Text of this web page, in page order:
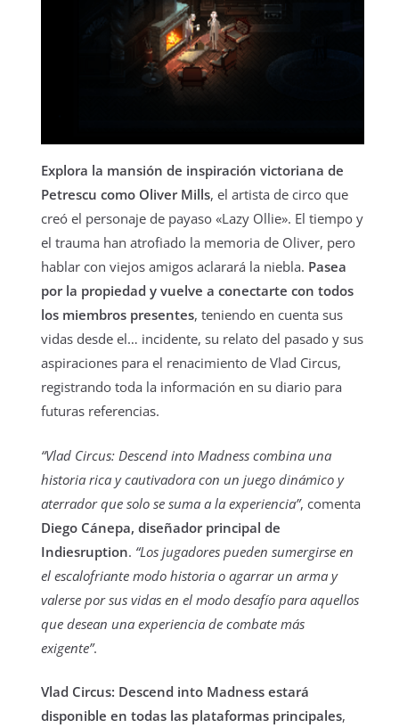
Explora la mansión de inspiración victoriana de
Petrescu como Oliver Mills, el artista de circo que
creó el personaje de payaso «Lazy Ollie». El tiempo y
el trauma han atrofiado la memoria de Oliver, pero
hablar con viejos amigos aclarará la niebla. Pasea
por la propiedad y vuelve a conectarte con todos
los miembros presentes, teniendo en cuenta sus
vidas desde el… incidente, su relato del pasado y sus
aspiraciones para el renacimiento de Vlad Circus,
registrando toda la información en su diario para
futuras referencias.
“Vlad Circus: Descend into Madness combina una
historia rica y cautivadora con un juego dinámico y
aterrador que solo se suma a la experiencia”, comenta
Diego Cánepa, diseñador principal de
Indiesruption. “Los jugadores pueden sumergirse en
el escalofriante modo historia o agarrar un arma y
valerse por sus vidas en el modo desafío para aquellos
que desean una experiencia de combate más
exigente”.
Vlad Circus: Descend into Madness estará
disponible en todas las plataformas principales,